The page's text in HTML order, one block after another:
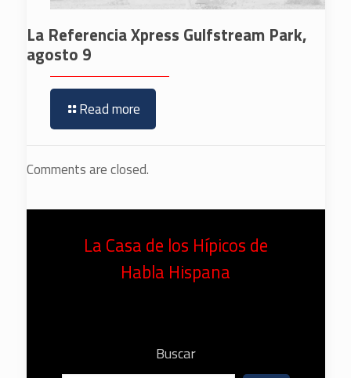
La Referencia Xpress Gulfstream Park,
agosto 9
Read more
Comments are closed.
La Casa de los Hípicos de
Habla Hispana
Buscar